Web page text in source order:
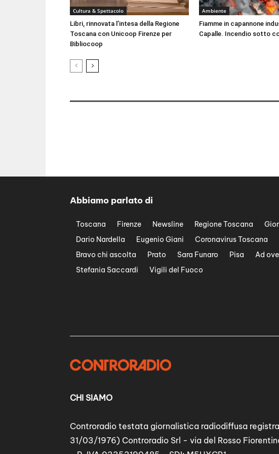
Cultura & Spettacolo
Libri, rinnovata l’intesa della Regione
Toscana con Unicoop Firenze per
Bibliocoop
Ambiente
Fiamme in capannone
Capalle. Incendio sotto
Abbiamo parlato di
Toscana Firenze Newsline Regione Toscana
Dario Nardella
Eugenio Giani Coronavirus Toscana
Bravo chi ascolta
Prato Sara Funaro Pisa Ad
Stefania Saccardi
Vigili del Fuoco
CHI SIAMO
Controradio testata giornalistica radiodiffusa
31/03/1976) Controradio Srl - via del Rosso